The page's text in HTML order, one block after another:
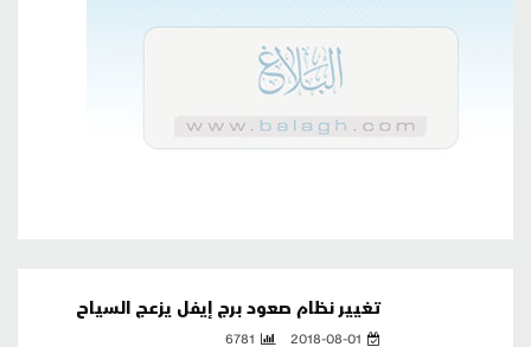
تغيير نظام صعود برج إيفل يزعج السياح
2018-08-01
6781